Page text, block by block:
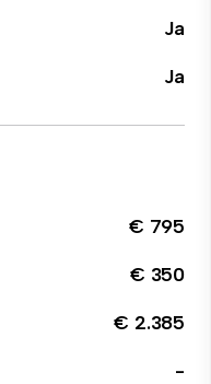
Ja
Ja
€ 795
€ 350
€ 2.385
-